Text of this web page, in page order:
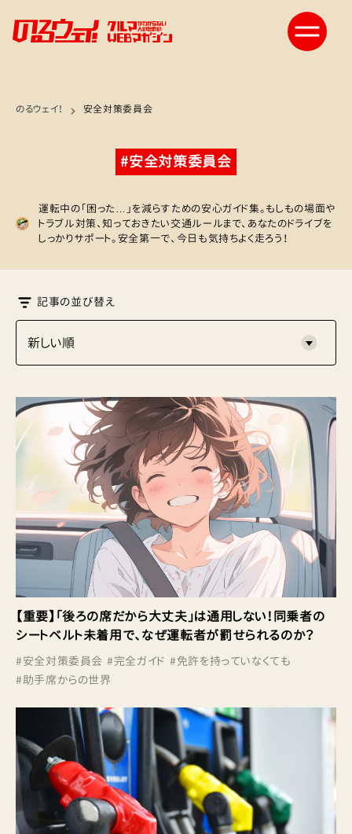
のるウェイ！ 安全対策委員会
#安全対策委員会
運転中の「困った…」を減らすための安心ガイド集。もしもの場面や
トラブル対策、知っておきたい交通ルールまで、あなたのドライブを
しっかりサポート。安全第一で、今日も気持ちよく走ろう！
記事の並び替え
【重要】「後ろの席だから大丈夫」は通用しない！同乗者の
シートベルト未着用で、なぜ運転者が罰せられるのか？
#安全対策委員会 #完全ガイド #免許を持っていなくても
#助手席からの世界